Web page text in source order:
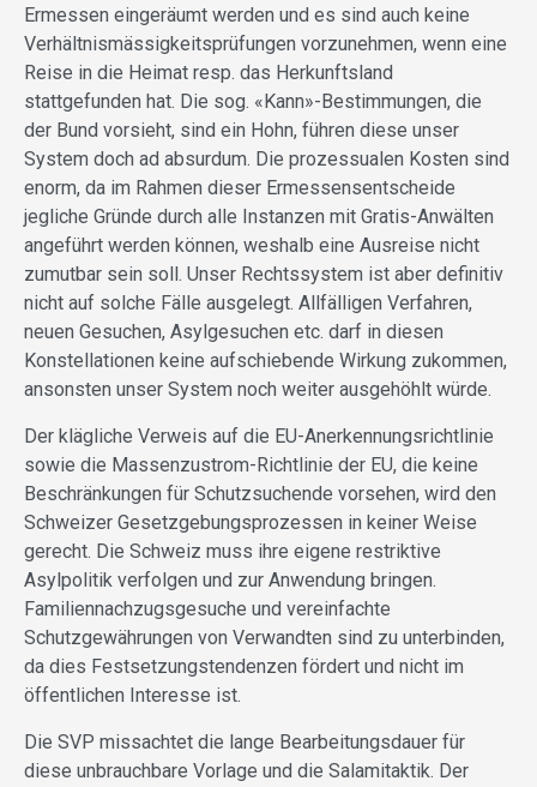
Ermessen eingeräumt werden und es sind auch keine
Verhältnismässigkeitsprüfungen vorzunehmen, wenn eine
Reise in die Heimat resp. das Herkunftsland
stattgefunden hat. Die sog. «Kann»-Bestimmungen, die
der Bund vorsieht, sind ein Hohn, führen diese unser
System doch ad absurdum. Die prozessualen Kosten sind
enorm, da im Rahmen dieser Ermessensentscheide
jegliche Gründe durch alle Instanzen mit Gratis-Anwälten
angeführt werden können, weshalb eine Ausreise nicht
zumutbar sein soll. Unser Rechtssystem ist aber definitiv
nicht auf solche Fälle ausgelegt. Allfälligen Verfahren,
neuen Gesuchen, Asylgesuchen etc. darf in diesen
Konstellationen keine aufschiebende Wirkung zukommen,
ansonsten unser System noch weiter ausgehöhlt würde.
Der klägliche Verweis auf die EU-Anerkennungsrichtlinie
sowie die Massenzustrom-Richtlinie der EU, die keine
Beschränkungen für Schutzsuchende vorsehen, wird den
Schweizer Gesetzgebungsprozessen in keiner Weise
gerecht. Die Schweiz muss ihre eigene restriktive
Asylpolitik verfolgen und zur Anwendung bringen.
Familiennachzugsgesuche und vereinfachte
Schutzgewährungen von Verwandten sind zu unterbinden,
da dies Festsetzungstendenzen fördert und nicht im
öffentlichen Interesse ist.
Die SVP missachtet die lange Bearbeitungsdauer für
diese unbrauchbare Vorlage und die Salamitaktik. Der